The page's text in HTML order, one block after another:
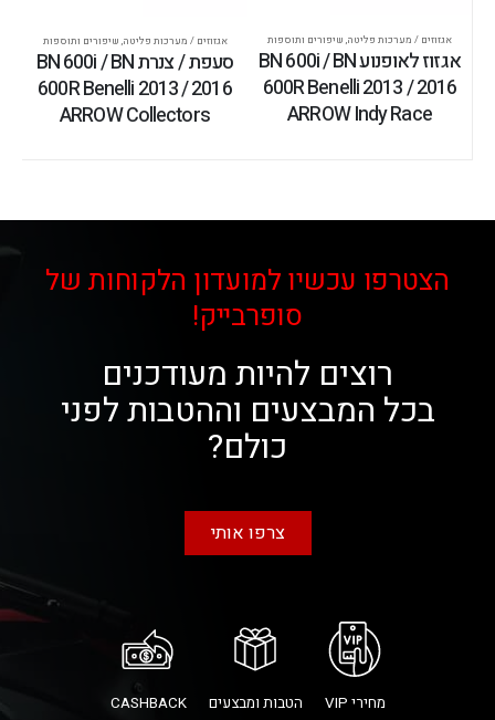
אגזוזים / מערכות פליטה, שיפורים ותוספות
אגזוז לאופנוע BN 600i / BN
600R Benelli 2013 / 2016
ARROW Indy Race
אגזוזים / מערכות פליטה, שיפורים ותוספות
סעפת / צנרת BN 600i / BN
600R Benelli 2013 / 2016
ARROW Collectors
הצטרפו עכשיו למועדון הלקוחות של
סופרבייק!
רוצים להיות מעודכנים
בכל המבצעים וההטבות לפני
כולם?
צרפו אותי
מחירי VIP הטבות ומבצעים CASHBACK